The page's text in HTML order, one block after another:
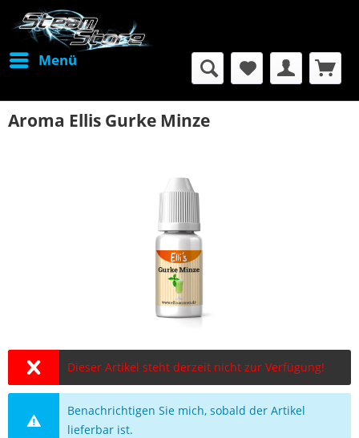
Menü
Aroma Ellis Gurke Minze
Dieser Artikel steht derzeit nicht zur Verfügung!
Benachrichtigen Sie mich, sobald der Artikel
lieferbar ist.